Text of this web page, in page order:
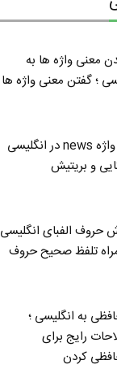
معنی واژه ها به
؛ گفتن معنی واژه ها
تلفظ واژه news در انگلیسی
و بریتیش
حروف الفبای انگلیسی
تلفظ صحیح حروف
به انگلیسی ؛
رایج برای
کردن